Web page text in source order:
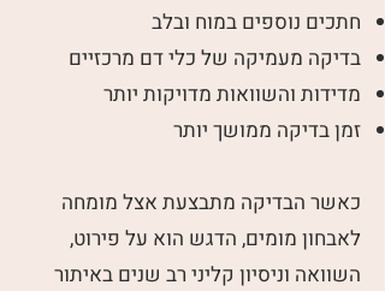
חתכים נוספים במוח ובלב
בדיקה מעמיקה של כלי דם מרכזיים
מדידות והשוואות מדויקות יותר
זמן בדיקה ממושך יותר
כאשר הבדיקה מתבצעת אצל מומחה
לאבחון מומים, הדגש הוא על פירוט,
השוואה וניסיון קליני רב שנים באיתור